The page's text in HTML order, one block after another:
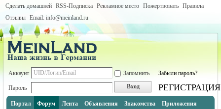
Сделать домашней RSS-Подписка Рекламное место Пожертвовать Правила
Отзывы Email: info@meinland.ru
Аккаунт Запомнить Забыли пароль?
Пароль Вход РЕГИСТРАЦИЯ
Портал Форум Лента Объявления Знакомства Приложения